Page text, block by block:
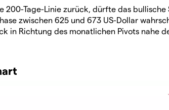
Tage-Linie zurück, dürfte das bullische
zwischen 625 und 673 US-Dollar
in Richtung des monatlichen Pivots nahe